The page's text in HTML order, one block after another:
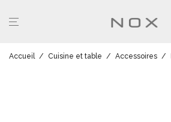
Accueil / Cuisine et table / Accessoires /